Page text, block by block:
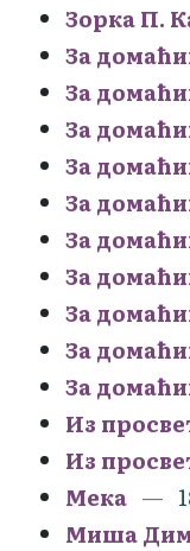
Зорка П.
За
За
За
За
За
За
За
За
За
За
Из
Из
Мека
Миша